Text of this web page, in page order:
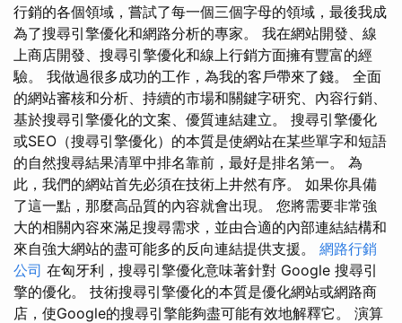
行銷的各個領域，嘗試了每一個三個字母的領域，最後我成
為了搜尋引擎優化和網路分析的專家。 我在網站開發、線
上商店開發、搜尋引擎優化和線上行銷方面擁有豐富的經
驗。 我做過很多成功的工作，為我的客戶帶來了錢。 全面
的網站審核和分析、持續的市場和關鍵字研究、內容行銷、
基於搜尋引擎優化的文案、優質連結建立。 搜尋引擎優化
或SEO（搜尋引擎優化）的本質是使網站在某些單字和短語
的自然搜尋結果清單中排名靠前，最好是排名第一。 為
此，我們的網站首先必須在技術上井然有序。 如果你具備
了這一點，那麼高品質的內容就會出現。 您將需要非常強
大的相關內容來滿足搜尋需求，並由合適的內部連結結構和
來自強大網站的盡可能多的反向連結提供支援。 網路行銷
公司 在匈牙利，搜尋引擎優化意味著針對 Google 搜尋引
擎的優化。 技術搜尋引擎優化的本質是優化網站或網路商
店，使Google的搜尋引擎能夠盡可能有效地解釋它。 演算